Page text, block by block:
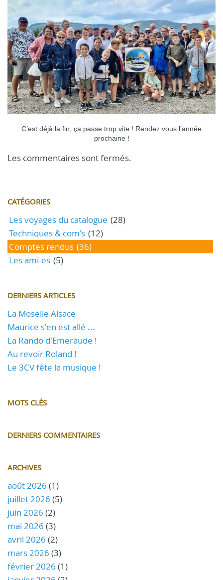
C’est déjà la fin, ça passe trop vite ! Rendez vous l’année
prochaine !
Les commentaires sont fermés.
CATÉGORIES
Les voyages du catalogue (28)
Techniques & com's (12)
Comptes rendus (36)
Les ami-es (5)
DERNIERS ARTICLES
La Moselle Alsace
Maurice s'en est allé ...
La Rando d'Emeraude !
Au revoir Roland !
Le 3CV fête la musique !
MOTS CLÉS
DERNIERS COMMENTAIRES
ARCHIVES
août 2026 (1)
juillet 2026 (5)
juin 2026 (2)
mai 2026 (3)
avril 2026 (2)
mars 2026 (3)
février 2026 (1)